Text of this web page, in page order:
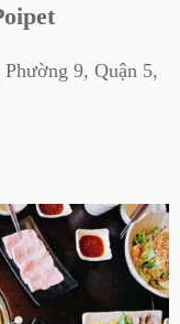
9, Quận 5,